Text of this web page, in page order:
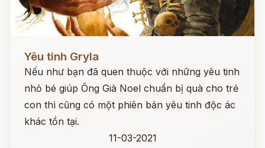
Yêu tinh Gryla
Nếu như bạn đã quen thuộc với những yêu tinh
nhỏ bé giúp Ông Già Noel chuẩn bị quà cho trẻ
con thì cũng có một phiên bản yêu tinh độc ác
khác tồn tại.
11-03-2021